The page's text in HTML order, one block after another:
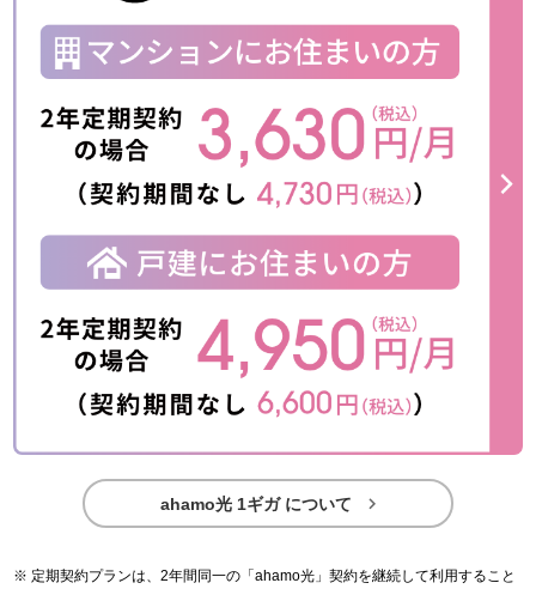
ahamo光 1ギガ について 
定期契約プランは、2年間同一の「ahamo光」契約を継続して利用すること